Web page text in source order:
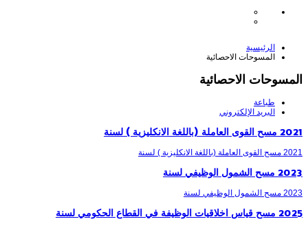
الرئيسية
المسوحات الاحصائية
المسوحات الاحصائية
طباعة
البريد الإلكتروني
2021 مسح القوى العاملة (باللغة الانكليزية ) لسنة
2021 مسح القوى العاملة (باللغة الانكليزية ) لسنة
2023 مسح الشمول الوظيفي لسنة
2023 مسح الشمول الوظيفي لسنة
2025 مسح قياس اخلاقيات الوظيفة في القطاع الحكومي لسنة